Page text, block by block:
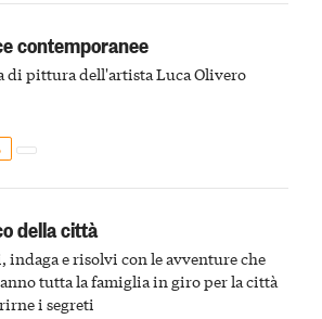
contemporanee
di pittura dell'artista Luca Olivero
della città
indaga e risolvi con le avventure che
tutta la famiglia in giro per la città
i segreti